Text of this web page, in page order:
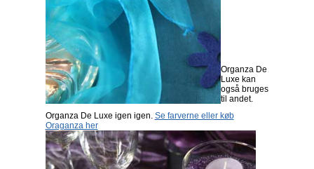
Organza De
Luxe kan
også bruges
til andet.
Organza De Luxe igen igen. Se farverne eller køb
Oraganza her